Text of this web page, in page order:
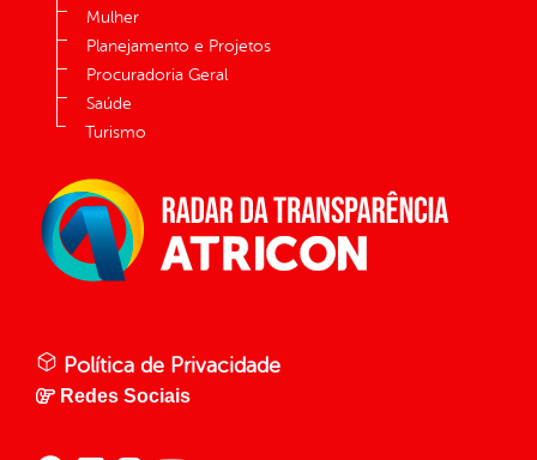
Mulher
Planejamento e Projetos
Procuradoria Geral
Saúde
Turismo
Política de Privacidade
Redes Sociais